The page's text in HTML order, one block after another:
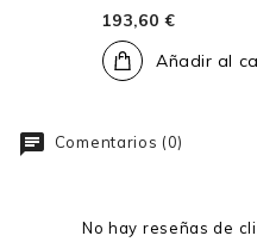
193,60 €
Añadir al
Comentarios (0)
No hay reseñas de